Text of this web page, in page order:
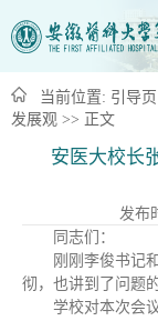
当前位置: 引导页
发展观 >> 正文
安医大校长
发布
同志们：
刚刚李俊书记
彻，也讲到了问题
学校对本次会